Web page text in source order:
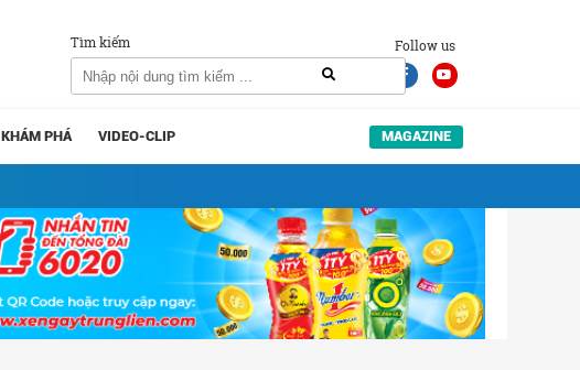
Follow us
Tìm kiếm
KHÁM PHÁ VIDEO-CLIP MAGAZINE